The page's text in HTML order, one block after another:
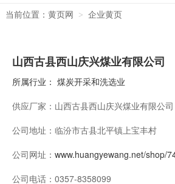
当前位置： 黄页网 > 企业黄页
山西古县西山庆兴煤业有限公司
所属行业： 煤炭开采和洗选业
供应厂家： 山西古县西山庆兴煤业有限公司
公司地址： 临汾市古县北平镇上宝丰村
公司网址： www.huangyewang.net/shop/
公司电话： 0357-8358099